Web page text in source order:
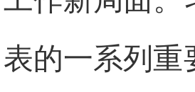
表的一系列重